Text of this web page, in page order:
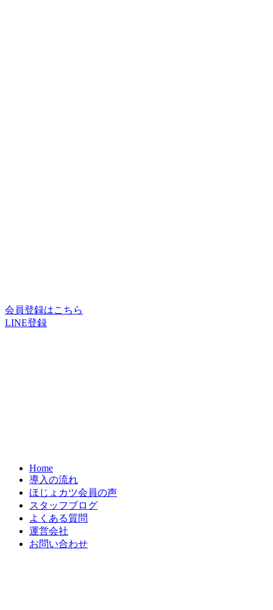
会員登録はこちら
LINE登録
Home
導入の流れ
ほじょカツ会員の声
スタッフブログ
よくある質問
運営会社
お問い合わせ